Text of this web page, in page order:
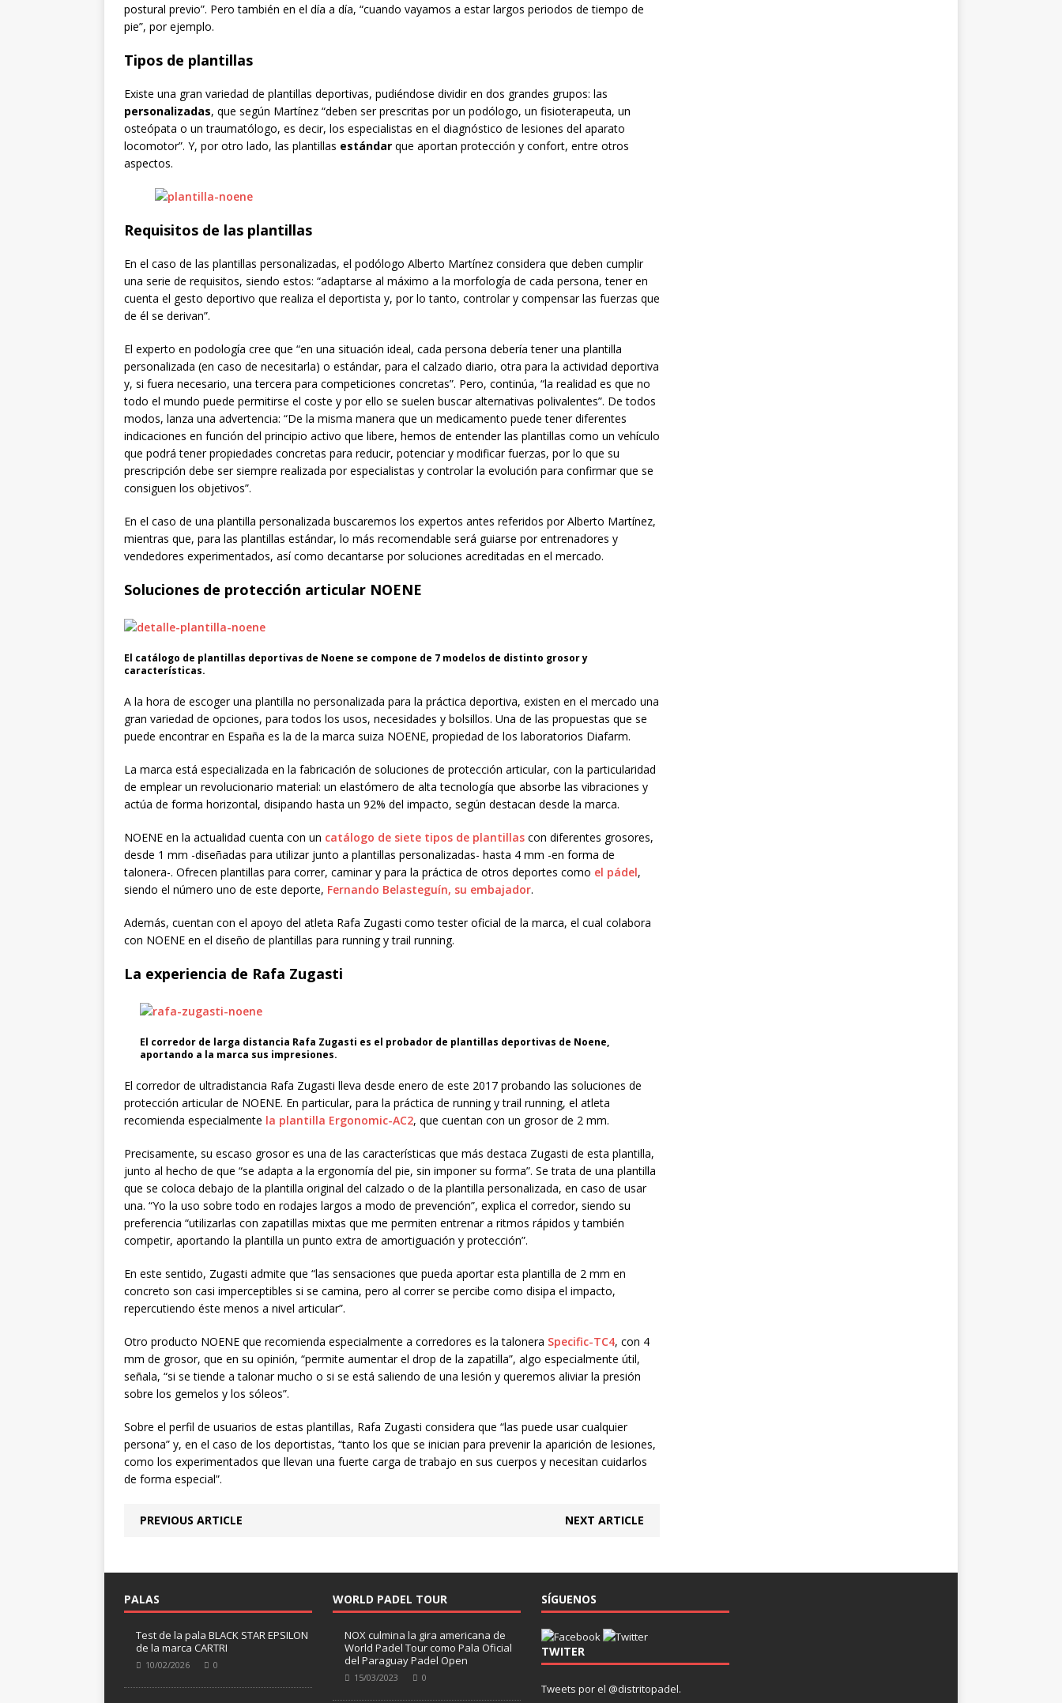
postural previo”. Pero también en el día a día, “cuando vayamos a estar largos periodos de tiempo de
pie”, por ejemplo.
Tipos de plantillas
Existe una gran variedad de plantillas deportivas, pudiéndose dividir en dos grandes grupos: las
personalizadas, que según Martínez “deben ser prescritas por un podólogo, un fisioterapeuta, un
osteópata o un traumatólogo, es decir, los especialistas en el diagnóstico de lesiones del aparato
locomotor”. Y, por otro lado, las plantillas estándar que aportan protección y confort, entre otros
aspectos.
Requisitos de las plantillas
En el caso de las plantillas personalizadas, el podólogo Alberto Martínez considera que deben cumplir
una serie de requisitos, siendo estos: “adaptarse al máximo a la morfología de cada persona, tener en
cuenta el gesto deportivo que realiza el deportista y, por lo tanto, controlar y compensar las fuerzas que
de él se derivan”.
El experto en podología cree que “en una situación ideal, cada persona debería tener una plantilla
personalizada (en caso de necesitarla) o estándar, para el calzado diario, otra para la actividad deportiva
y, si fuera necesario, una tercera para competiciones concretas”. Pero, continúa, “la realidad es que no
todo el mundo puede permitirse el coste y por ello se suelen buscar alternativas polivalentes”. De todos
modos, lanza una advertencia: “De la misma manera que un medicamento puede tener diferentes
indicaciones en función del principio activo que libere, hemos de entender las plantillas como un vehículo
que podrá tener propiedades concretas para reducir, potenciar y modificar fuerzas, por lo que su
prescripción debe ser siempre realizada por especialistas y controlar la evolución para confirmar que se
consiguen los objetivos”.
En el caso de una plantilla personalizada buscaremos los expertos antes referidos por Alberto Martínez,
mientras que, para las plantillas estándar, lo más recomendable será guiarse por entrenadores y
vendedores experimentados, así como decantarse por soluciones acreditadas en el mercado.
Soluciones de protección articular NOENE
El catálogo de plantillas deportivas de Noene se compone de 7 modelos de distinto grosor y
características.
A la hora de escoger una plantilla no personalizada para la práctica deportiva, existen en el mercado una
gran variedad de opciones, para todos los usos, necesidades y bolsillos. Una de las propuestas que se
puede encontrar en España es la de la marca suiza NOENE, propiedad de los laboratorios Diafarm.
La marca está especializada en la fabricación de soluciones de protección articular, con la particularidad
de emplear un revolucionario material: un elastómero de alta tecnología que absorbe las vibraciones y
actúa de forma horizontal, disipando hasta un 92% del impacto, según destacan desde la marca.
NOENE en la actualidad cuenta con un catálogo de siete tipos de plantillas con diferentes grosores,
desde 1 mm -diseñadas para utilizar junto a plantillas personalizadas- hasta 4 mm -en forma de
talonera-. Ofrecen plantillas para correr, caminar y para la práctica de otros deportes como el pádel,
siendo el número uno de este deporte, Fernando Belasteguín, su embajador.
Además, cuentan con el apoyo del atleta Rafa Zugasti como tester oficial de la marca, el cual colabora
con NOENE en el diseño de plantillas para running y trail running.
La experiencia de Rafa Zugasti
El corredor de larga distancia Rafa Zugasti es el probador de plantillas deportivas de Noene,
aportando a la marca sus impresiones.
El corredor de ultradistancia Rafa Zugasti lleva desde enero de este 2017 probando las soluciones de
protección articular de NOENE. En particular, para la práctica de running y trail running, el atleta
recomienda especialmente la plantilla Ergonomic-AC2, que cuentan con un grosor de 2 mm.
Precisamente, su escaso grosor es una de las características que más destaca Zugasti de esta plantilla,
junto al hecho de que “se adapta a la ergonomía del pie, sin imponer su forma”. Se trata de una plantilla
que se coloca debajo de la plantilla original del calzado o de la plantilla personalizada, en caso de usar
una. “Yo la uso sobre todo en rodajes largos a modo de prevención”, explica el corredor, siendo su
preferencia “utilizarlas con zapatillas mixtas que me permiten entrenar a ritmos rápidos y también
competir, aportando la plantilla un punto extra de amortiguación y protección”.
En este sentido, Zugasti admite que “las sensaciones que pueda aportar esta plantilla de 2 mm en
concreto son casi imperceptibles si se camina, pero al correr se percibe como disipa el impacto,
repercutiendo éste menos a nivel articular”.
Otro producto NOENE que recomienda especialmente a corredores es la talonera Specific-TC4, con 4
mm de grosor, que en su opinión, “permite aumentar el drop de la zapatilla”, algo especialmente útil,
señala, “si se tiende a talonar mucho o si se está saliendo de una lesión y queremos aliviar la presión
sobre los gemelos y los sóleos”.
Sobre el perfil de usuarios de estas plantillas, Rafa Zugasti considera que “las puede usar cualquier
persona” y, en el caso de los deportistas, “tanto los que se inician para prevenir la aparición de lesiones,
como los experimentados que llevan una fuerte carga de trabajo en sus cuerpos y necesitan cuidarlos
de forma especial”.
PREVIOUS ARTICLE NEXT ARTICLE
PALAS
Test de la pala BLACK STAR EPSILON
de la marca CARTRI
10/02/2026 0
WORLD PADEL TOUR
NOX culmina la gira americana de
World Padel Tour como Pala Oficial
del Paraguay Padel Open
15/03/2023 0
SÍGUENOS
TWITER
Tweets por el @distritopadel.